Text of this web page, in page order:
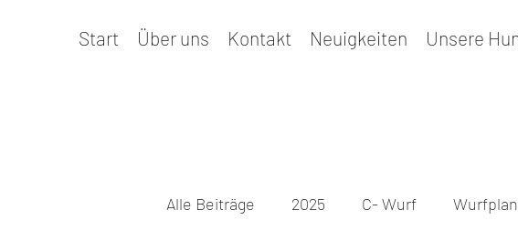
Start Über uns Kontakt Neuigkeiten Unsere
Alle Beiträge 2025 C- Wurf